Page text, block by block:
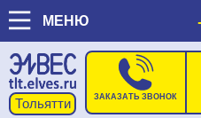
МЕНЮ
ЗАКАЗАТЬ ЗВОНОК